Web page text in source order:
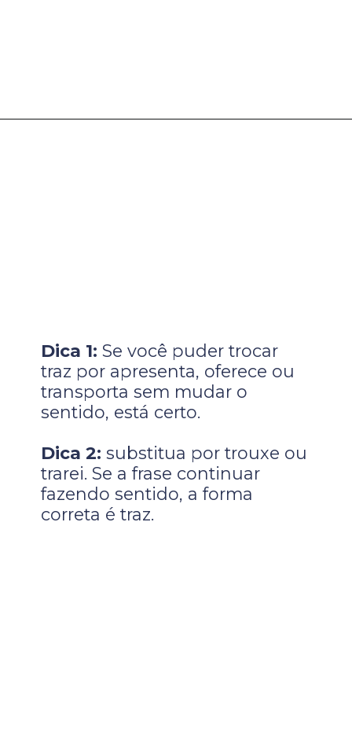
Dica 1:Se você puder trocar
traz por apresenta, oferece ou
transporta sem mudar o
sentido, está certo.
Dica 2:substitua por trouxe ou
trarei. Se a frase continuar
fazendo sentido, a forma
correta é traz.